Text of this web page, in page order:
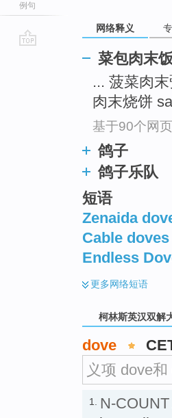
例句
网络释义
菜包肉末饭
... 菠菜肉
肉末烧饼
基于90个网页
鸽子
鸽子乐队
短语
Zenaida
Cable doves
Endless
更多网络短语
柯林斯英汉双解
dove
义项 dove
1. N-COUNT